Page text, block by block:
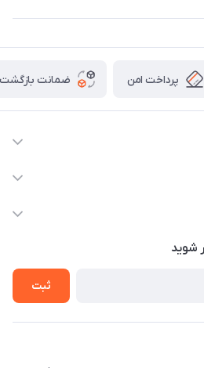
پرداخت امن ضمانت بازگشت
شوید
ثبت